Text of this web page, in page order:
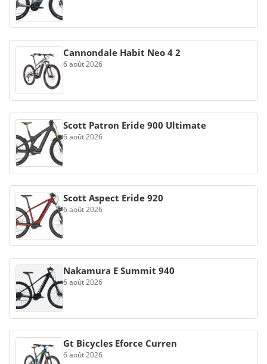
Cannondale Habit Neo 4 2
6 août 2026
Scott Patron Eride 900 Ultimate
6 août 2026
Scott Aspect Eride 920
6 août 2026
Nakamura E Summit 940
6 août 2026
Gt Bicycles Eforce Curren
6 août 2026